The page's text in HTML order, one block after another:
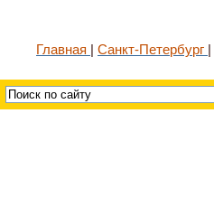
Главная Санкт-Петербург